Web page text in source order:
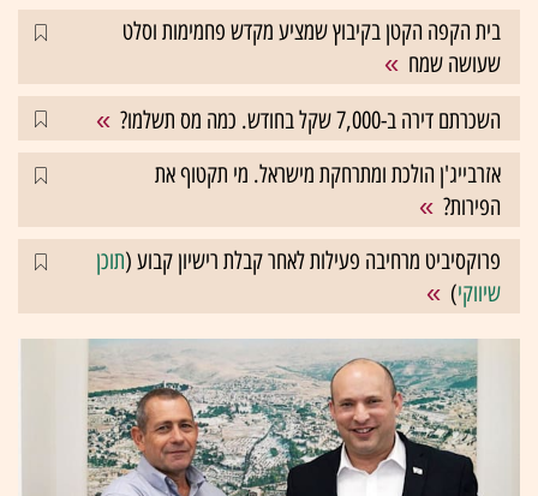
בית הקפה הקטן בקיבוץ שמציע מקדש פחמימות וסלט
שעושה שמח
השכרתם דירה ב-7,000 שקל בחודש. כמה מס תשלמו?
אזרבייג'ן הולכת ומתרחקת מישראל. מי תקטוף את
הפירות?
פרוקסיביט מרחיבה פעילות לאחר קבלת רישיון קבוע (תוכן
שיווקי)